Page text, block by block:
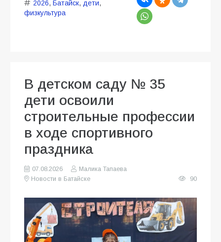
2026, Батайск, дети,
физкультура
В детском саду № 35
дети освоили
строительные профессии
в ходе спортивного
праздника
07.08.2026
Малика Тапаева
Новости в Батайске
90